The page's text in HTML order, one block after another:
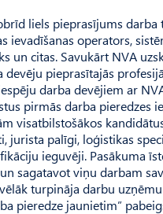
liels pieprasījums
ievadīšanas operators,
un citas. Savukārt NVA
pieprasītajās
darba devējiem ar
pirmās darba pieredzes
visatbilstošākos
palīgi, loģistikas
ieguvēji. Pasākuma
sagatavot viņu darbam
turpināja darbu
pieredze jaunietim”